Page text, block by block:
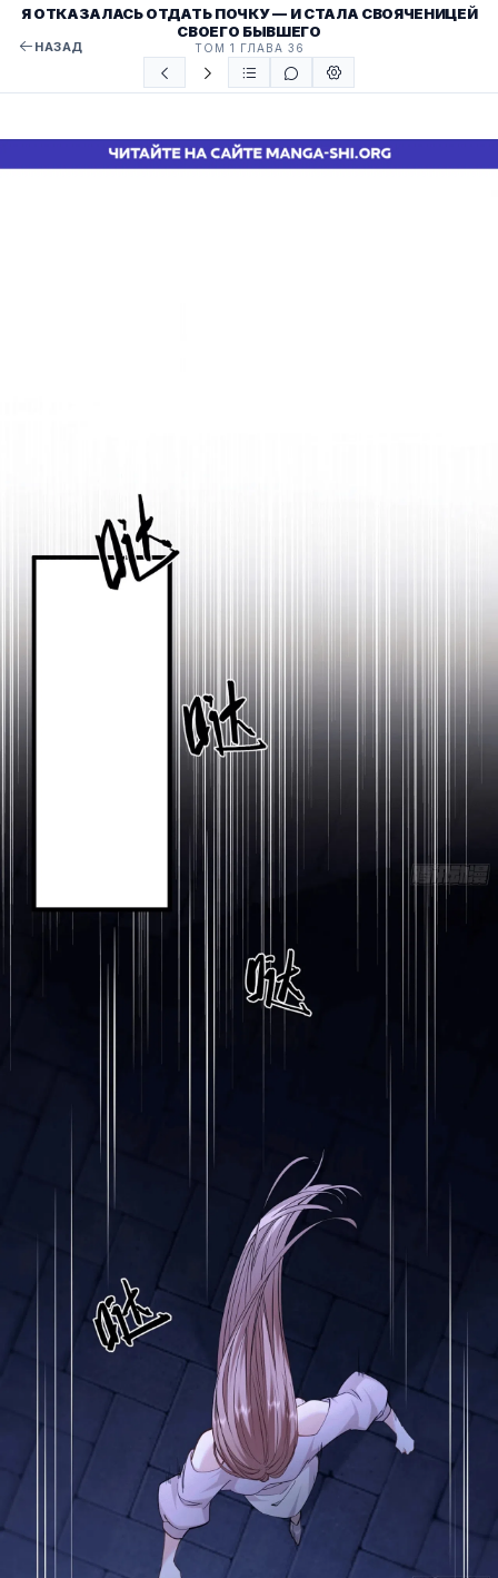
НАЗАД
Я ОТКАЗАЛАСЬ ОТДАТЬ ПОЧКУ — И СТАЛА СВОЯЧЕНИЦЕЙ
СВОЕГО БЫВШЕГО
ТОМ 1 ГЛАВА 36